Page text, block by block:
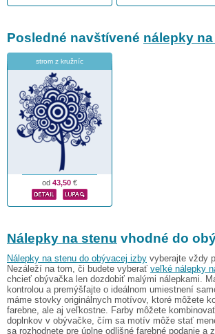
Posledné navštívené nálepky
strom z kružníc
od 43,50 €
Nálepky na stenu vhodné do
Nálepky na stenu do obývacej izby vyberajte vždy
Nezáleží na tom, či budete vyberať veľké nálepky
chcieť obývačka len dozdobiť malými nálepkami.
kontrolou a premýšľajte o ideálnom umiestnení
máme stovky originálnych motívov, ktoré môžete
farebne, ale aj veľkostne. Farby môžete
doplnkov v obývačke, čím sa motív môže stať
sa rozhodnete pre úplne odlišné farebné podanie a